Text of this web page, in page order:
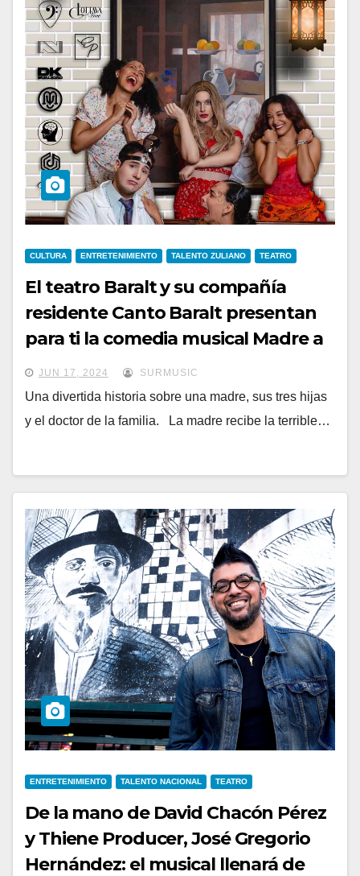
CULTURA ENTRETENIMIENTO TALENTO ZULIANO TEATRO
El teatro Baralt y su compañía
residente Canto Baralt presentan
para ti la comedia musical Madre a
tres tiempos.
JUN 17, 2024 SURMUSIC
Una divertida historia sobre una madre, sus tres hijas
y el doctor de la familia. La madre recibe la terrible…
ENTRETENIMIENTO TALENTO NACIONAL TEATRO
De la mano de David Chacón Pérez
y Thiene Producer, José Gregorio
Hernández: el musical llenará de